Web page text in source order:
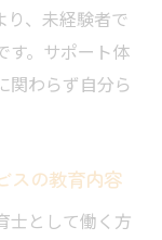
り、未経験者で
す。サポート体
関わらず自分ら
スの教育内容
士として働く方